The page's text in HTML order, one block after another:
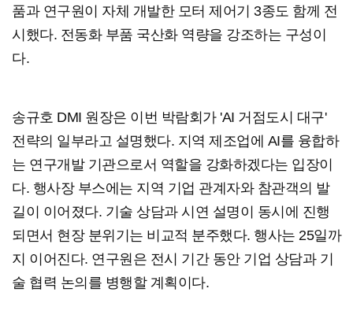
품과 연구원이 자체 개발한 모터 제어기 3종도 함께 전
시했다. 전동화 부품 국산화 역량을 강조하는 구성이
다.
송규호 DMI 원장은 이번 박람회가 'AI 거점도시 대구'
전략의 일부라고 설명했다. 지역 제조업에 AI를 융합하
는 연구개발 기관으로서 역할을 강화하겠다는 입장이
다. 행사장 부스에는 지역 기업 관계자와 참관객의 발
길이 이어졌다. 기술 상담과 시연 설명이 동시에 진행
되면서 현장 분위기는 비교적 분주했다. 행사는 25일까
지 이어진다. 연구원은 전시 기간 동안 기업 상담과 기
술 협력 논의를 병행할 계획이다.